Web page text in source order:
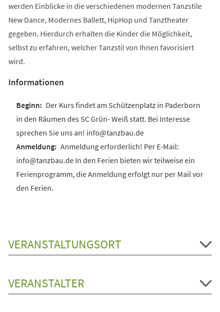
werden Einblicke in die verschiedenen modernen Tanzstile
New Dance, Modernes Ballett, HipHop und Tanztheater
gegeben. Hierdurch erhalten die Kinder die Möglichkeit,
selbst zu erfahren, welcher Tanzstil von Ihnen favorisiert
wird.
Informationen
Der Kurs findet am Schützenplatz in Paderborn
in den Räumen des SC Grün- Weiß statt. Bei Interesse
sprechen Sie uns an! info@tanzbau.de
Anmeldung erforderlich! Per E-Mail:
info@tanzbau.de In den Ferien bieten wir teilweise ein
Ferienprogramm, die Anmeldung erfolgt nur per Mail vor
den Ferien.
VERANSTALTUNGSORT
VERANSTALTER